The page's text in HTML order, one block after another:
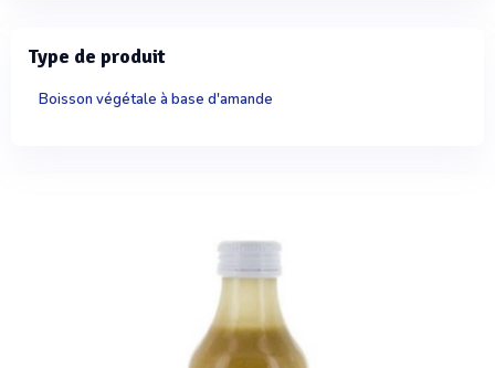
Type de produit
Boisson végétale à base d'amande